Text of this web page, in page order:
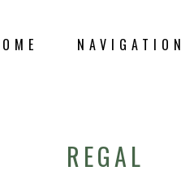
NAVIGATION
SHOP
REGAL